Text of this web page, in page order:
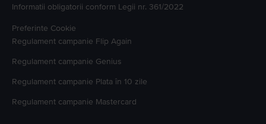
Informatii obligatorii conform Legii nr. 361/2022
Preferinte Cookie
Regulament campanie Flip Again
Regulament campanie Genius
Regulament campanie Plata în 10 zile
Regulament campanie Mastercard